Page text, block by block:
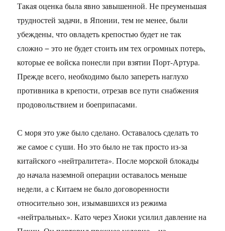
Такая оценка была явно завышенной. Не преуменьшая
трудностей задачи, в Японии, тем не менее, были
убеждены, что овладеть крепостью будет не так
сложно − это не будет стоить им тех огромных потерь,
которые ее войска понесли при взятии Порт-Артура.
Прежде всего, необходимо было запереть наглухо
противника в крепости, отрезав все пути снабжения
продовольствием и боеприпасами.
С моря это уже было сделано. Оставалось сделать то
же самое с суши. Но это было не так просто из-за
китайского «нейтралитета». После морской блокады
до начала наземной операции оставалось меньше
недели, а с Китаем не было договоренности
относительно зон, изымавшихся из режима
«нейтральных». Като через Хиоки усилил давление на